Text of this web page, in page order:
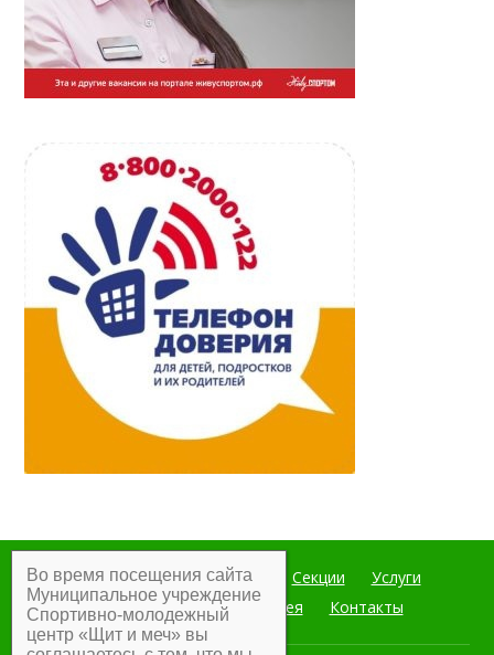
Главная Мероприятия Секции
Услуги
Документы
Фотогалерея Контакты
Во время посещения сайта
Муниципальное учреждение
Спортивно-молодежный
центр «Щит и меч» вы